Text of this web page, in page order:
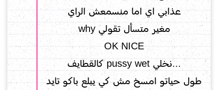
عذابي اي اما منسمعش الراي
مغير متسأل تقولي why
OK NICE
...نخلي pussy wet كالقطايف
طول حياتو امسخ مش كي يبلع باكو تايد